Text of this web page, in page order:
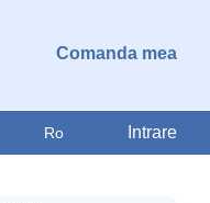
Comanda mea
Ro Intrare